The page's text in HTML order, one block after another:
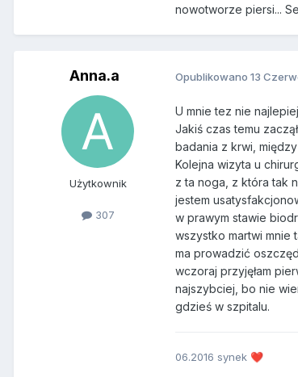
nowotworze piersi...
Anna.a
Użytkownik
307
Opublikowano 13
U mnie tez nie
Jakiś czas temu
badania z krwi, między
Kolejna wizyta u
z ta noga, z która tak
jestem
w prawym stawie
wszystko martwi mnie
ma prowadzić
wczoraj przyjęłam
najszybciej, bo nie
gdzieś w szpitalu.
06.2016 synek ❤️